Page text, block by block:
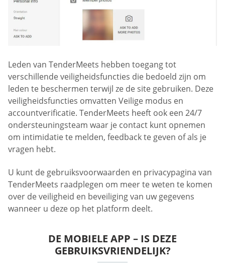
Leden van TenderMeets hebben toegang tot
verschillende veiligheidsfuncties die bedoeld zijn om
leden te beschermen terwijl ze de site gebruiken. Deze
veiligheidsfuncties omvatten Veilige modus en
accountverificatie. TenderMeets heeft ook een 24/7
ondersteuningsteam waar je contact kunt opnemen
om intimidatie te melden, feedback te geven of als je
vragen hebt.
U kunt de gebruiksvoorwaarden en privacypagina van
TenderMeets raadplegen om meer te weten te komen
over de veiligheid en beveiliging van uw gegevens
wanneer u deze op het platform deelt.
DE MOBIELE APP – IS DEZE
GEBRUIKSVRIENDELIJK?